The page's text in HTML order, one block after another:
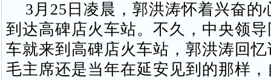
3月25日凌晨，郭洪涛怀着兴奋的
到达高碑店火车站。不久，中央领
车就来到高碑店火车站，郭洪涛回
毛主席还是当年在延安见到的那样